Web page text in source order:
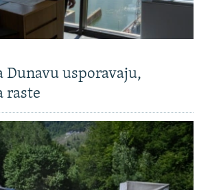
Dunavu usporavaju,
raste